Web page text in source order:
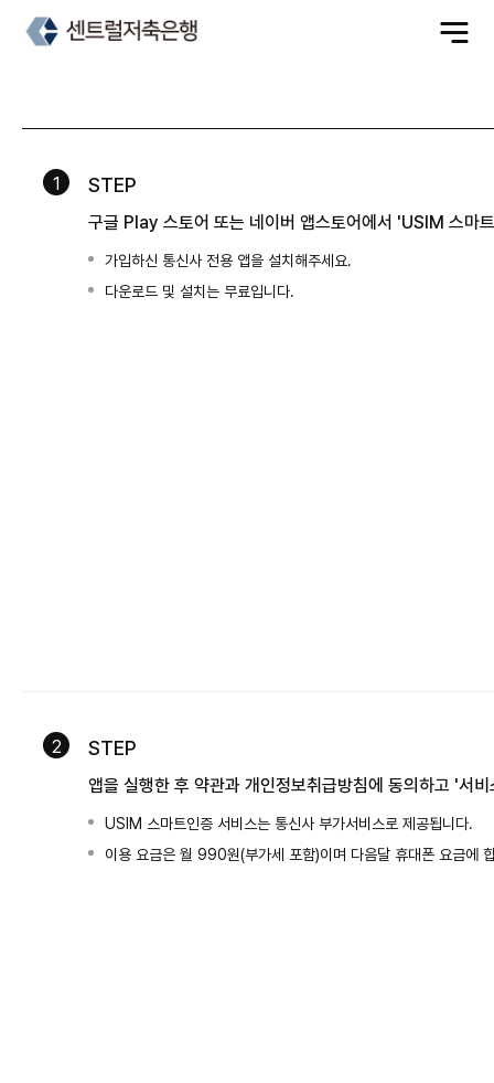
전
체
1 STEP
구글 Play 스토어 또는 네이버 앱스토어에서 'USIM 스마
가입하신 통신사 전용 앱을 설치해주세요.
다운로드 및 설치는 무료입니다.
2 STEP
앱을 실행한 후 약관과 개인정보취급방침에 동의하고 '서
USIM 스마트인증 서비스는 통신사 부가서비스로 제공됩니다.
이용 요금은 월 990원(부가세 포함)이며 다음달 휴대폰 요금에